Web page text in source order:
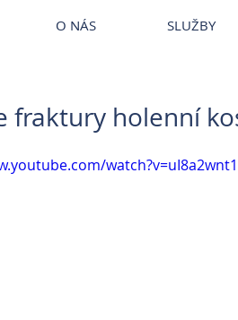
O NÁS SLUŽBY
fraktury holenní